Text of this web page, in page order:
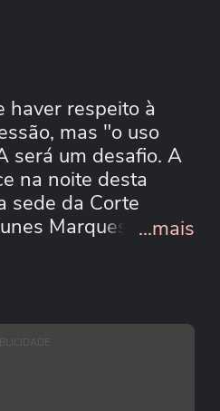
haver respeito à
mas "o uso
será um desafio. A
na noite desta
sede da Corte
Marques foi
como vice.
Eleitoral/Youtube
...mais